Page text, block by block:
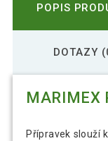
POPIS
DOTAZY
MARIMEX
Přípravek slouží